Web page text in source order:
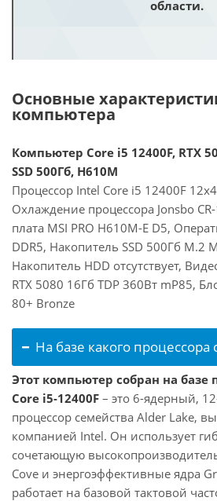
области.
Основные
компьютера
Компьютер Core i5 12400F, RTX
SSD 500Гб, H610M
Процессор Intel Core i5 12400F
Охлаждение процессора Jonsbo
плата MSI PRO H610M-E D5,
DDR5, Накопитель SSD 500Гб M.2
Накопитель HDD отсутствует,
RTX 5080 16Гб TDP 360Вт mP85,
80+ Bronze
На базе какого процессора
Этот компьютер собран на базе
Core i5-12400F – это 6-ядерный,
процессор семейства Alder Lake,
компанией Intel. Он использует
сочетающую
Cove и энергоэффективные ядра
работает на базовой тактовой